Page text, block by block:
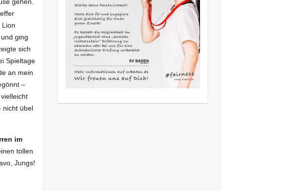
Lion
ging
sich
Spieltage
an mein
–
nicht übel
im
tollen
Jungs!